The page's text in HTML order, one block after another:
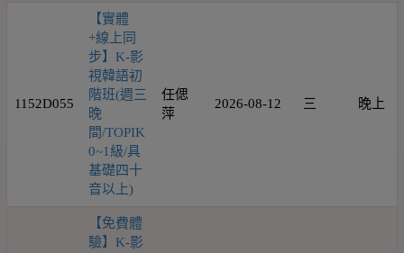
1152D055
【實體
+線上同
步】K-影
視韓語初
階班(週三
晚
間/TOPIK
0~1級/具
基礎四十
音以上)
任偲
萍
2026-08-12 三 晚上
【免費體
驗】K-影